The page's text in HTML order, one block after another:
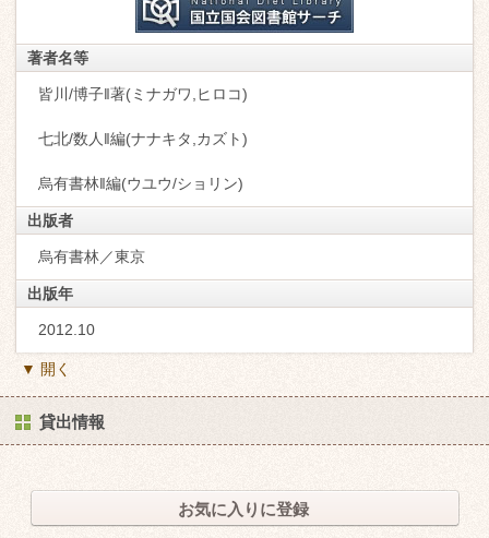
著者名等
皆川/博子‖著(ミナガワ,ヒロコ)
七北/数人‖編(ナナキタ,カズト)
烏有書林‖編(ウユウ/ショリン)
出版者
烏有書林／東京
出版年
2012.10
▼ 開く
貸出情報
お気に入りに登録